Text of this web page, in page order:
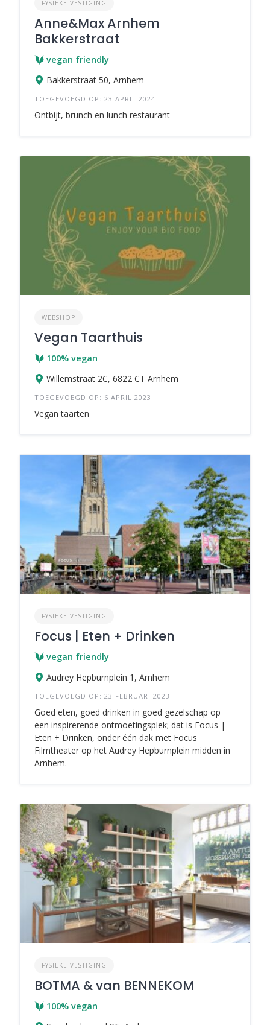
FYSIEKE VESTIGING
Anne&Max Arnhem
Bakkerstraat
vegan friendly
Bakkerstraat 50, Arnhem
TOEGEVOEGD OP: 23 APRIL 2024
Ontbijt, brunch en lunch restaurant
WEBSHOP
Vegan Taarthuis
100% vegan
Willemstraat 2C, 6822 CT Arnhem
TOEGEVOEGD OP: 6 APRIL 2023
Vegan taarten
FYSIEKE VESTIGING
Focus | Eten + Drinken
vegan friendly
Audrey Hepburnplein 1, Arnhem
TOEGEVOEGD OP: 23 FEBRUARI 2023
Goed eten, goed drinken in goed gezelschap op
een inspirerende ontmoetingsplek; dat is Focus |
Eten + Drinken, onder één dak met Focus
Filmtheater op het Audrey Hepburnplein midden in
Arnhem.
FYSIEKE VESTIGING
BOTMA & van BENNEKOM
100% vegan